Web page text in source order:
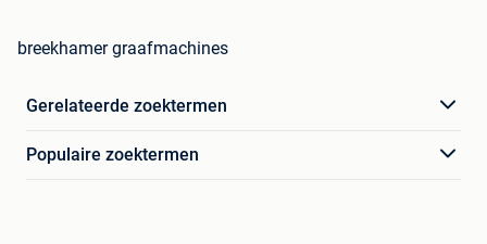
breekhamer graafmachines
Gerelateerde zoektermen
Populaire zoektermen